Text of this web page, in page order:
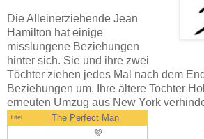
Die Alleinerziehende Jean
Hamilton hat einige
misslungene Beziehungen
hinter sich. Sie und ihre zwei
Töchter ziehen jedes Mal nach dem
Beziehungen um. Ihre ältere Tochter
erneuten Umzug aus New York
Titel
The Perfect Man
💚